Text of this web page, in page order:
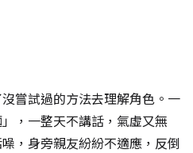
嘗試過的方法去理解角色。一
，一整天不講話，氣虛又無
，身旁親友紛紛不適應，反倒